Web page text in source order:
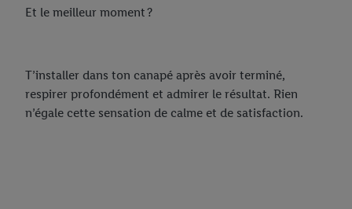
Et le meilleur moment ?
T’installer dans ton canapé après avoir terminé,
respirer profondément et admirer le résultat. Rien
n’égale cette sensation de calme et de satisfaction.